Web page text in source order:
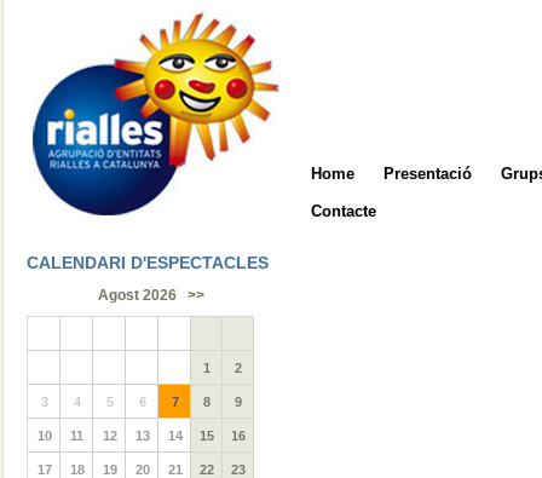
Home Presentació
Contacte
CALENDARI D'ESPECTACLES
Agost 2026 >>
1 2
3 4 5 6 7 8 9
10 11 12 13 14 15 16
17 18 19 20 21 22 23